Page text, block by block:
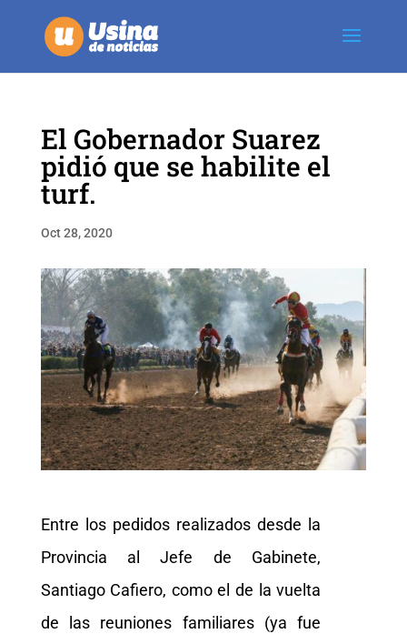
El Gobernador Suarez
pidió que se habilite el
turf.
Oct 28, 2020
Entre los pedidos realizados desde la
Provincia al Jefe de Gabinete,
Santiago Cafiero, como el de la vuelta
de las reuniones familiares (ya fue